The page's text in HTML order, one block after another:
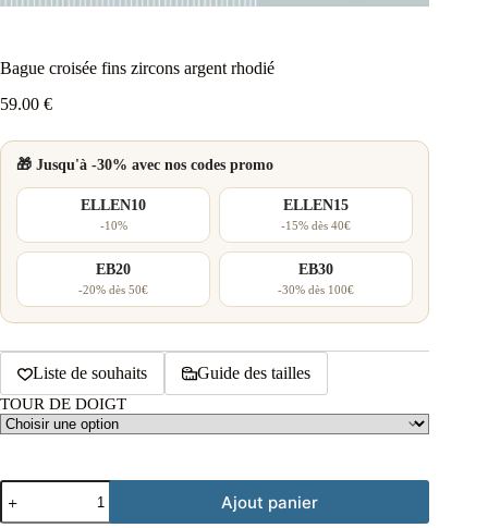
Bague croisée fins zircons argent rhodié
59.00 €
🎁 Jusqu'à -30% avec nos codes promo
ELLEN10
-10%
ELLEN15
-15% dès 40€
EB20
-20% dès 50€
EB30
-30% dès 100€
Liste de souhaits Guide des tailles
TOUR DE DOIGT
quantité
de
Ajout panier